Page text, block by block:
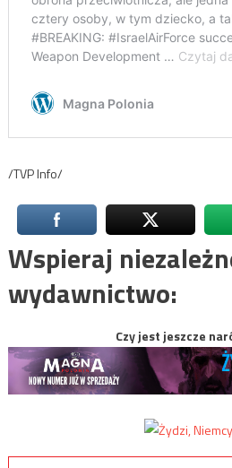
/TVP Info/
Wspieraj
wydawnictwo:
Czy jest jeszcze